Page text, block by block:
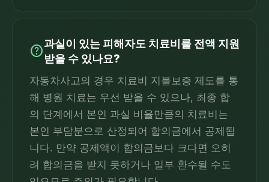
help과실이 있는 피해자도 치료비를 전액 지원
받을 수 있나요?
자동차사고의 경우 치료비 지불보증 제도를 통
해 병원 치료는 우선 받을 수 있으나, 최종 합
의 단계에서 본인 과실 비율만큼의 치료비는
본인 부담분으로 산정되어 합의금에서 공제됩
니다. 만약 공제액이 합의금보다 크다면 오히
려 합의금을 받지 못하거나 일부 환수될 수도